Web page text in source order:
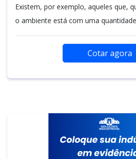
Existem, por exemplo, aqueles que,
o ambiente está com uma
Cotar agora